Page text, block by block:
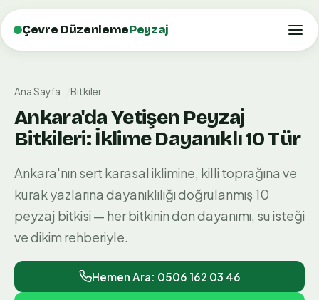
Çevre DüzenlemePeyzaj
Ana Sayfa Bitkiler
Ankara'da Yetişen Peyzaj
Bitkileri: İklime Dayanıklı 10 Tür
Ankara'nın sert karasal iklimine, killi toprağına ve
kurak yazlarına dayanıklılığı doğrulanmış 10
peyzaj bitkisi — her bitkinin don dayanımı, su isteği
ve dikim rehberiyle.
Hemen Ara: 0506 162 03 46